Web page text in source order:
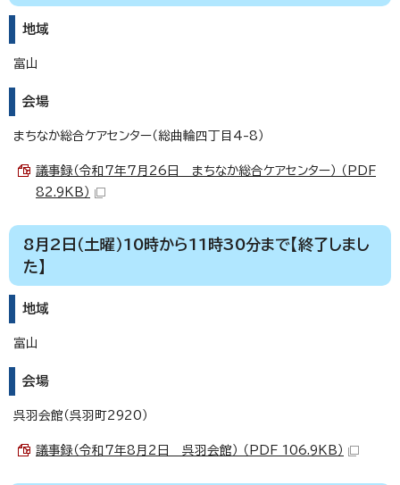
地域
富山
会場
まちなか総合ケアセンター（総曲輪四丁目4-8）
議事録（令和7年7月26日 まちなか総合ケアセンター） （PDF
82.9KB）
8月2日（土曜）10時から11時30分まで【終了しまし
た】
地域
富山
会場
呉羽会館（呉羽町2920）
議事録（令和7年8月2日 呉羽会館） （PDF 106.9KB）